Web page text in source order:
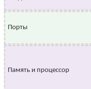
Порты
Память и процессор